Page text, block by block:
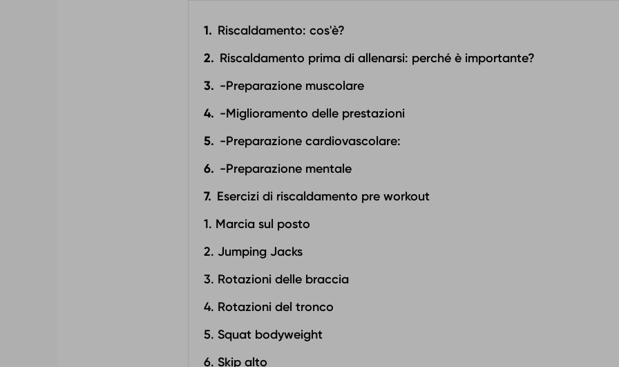
Riscaldamento: cos'è?
Riscaldamento prima di allenarsi: perché è importante?
-Preparazione muscolare
-Miglioramento delle prestazioni
-Preparazione cardiovascolare:
-Preparazione mentale
Esercizi di riscaldamento pre workout
1. Marcia sul posto
2. Jumping Jacks
3. Rotazioni delle braccia
4. Rotazioni del tronco
5. Squat bodyweight
6. Skip alto